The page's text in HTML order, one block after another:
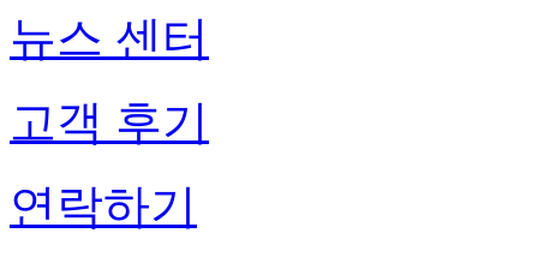
뉴스 센터
고객 후기
연락하기